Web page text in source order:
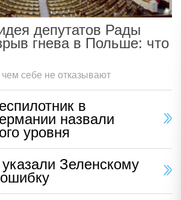
депутатов Рады
гнева в Польше: что
себе не отказывают
в
назвали
уровня
Зеленскому